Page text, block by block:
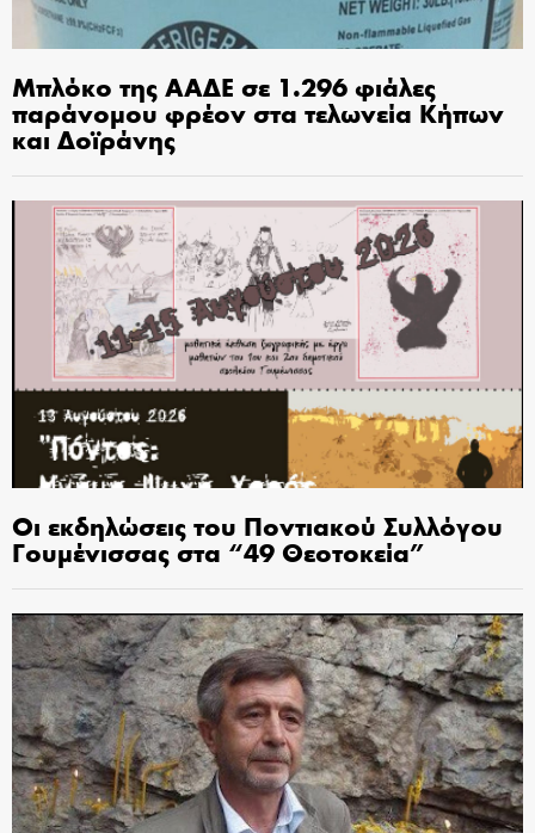
Μπλόκο της ΑΑΔΕ σε 1.296 φιάλες
παράνομου φρέον στα τελωνεία Κήπων
και Δοϊράνης
Οι εκδηλώσεις του Ποντιακού Συλλόγου
Γουμένισσας στα “49 Θεοτοκεία”